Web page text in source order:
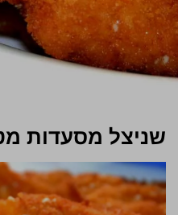
שניצל מסעדות